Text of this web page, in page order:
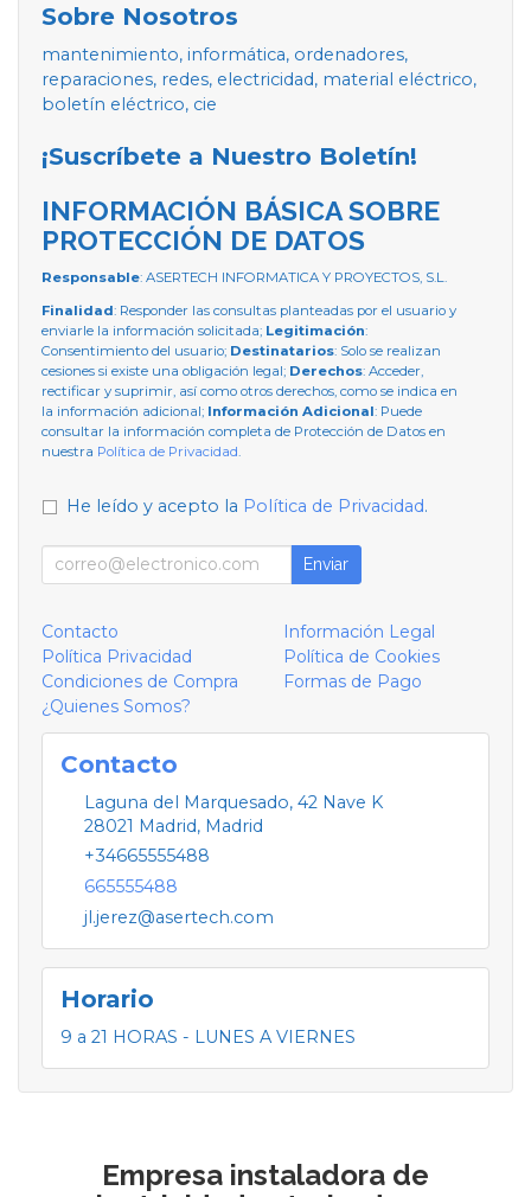
Sobre Nosotros
mantenimiento, informática, ordenadores,
reparaciones, redes, electricidad, material eléctrico,
boletín eléctrico, cie
¡Suscríbete a Nuestro Boletín!
INFORMACIÓN BÁSICA SOBRE
PROTECCIÓN DE DATOS
Responsable: ASERTECH INFORMATICA Y PROYECTOS, S.L.
Finalidad: Responder las consultas planteadas por el usuario y
enviarle la información solicitada; Legitimación:
Consentimiento del usuario; Destinatarios: Solo se realizan
cesiones si existe una obligación legal; Derechos: Acceder,
rectificar y suprimir, así como otros derechos, como se indica en
la información adicional; Información Adicional: Puede
consultar la información completa de Protección de Datos en
nuestra Política de Privacidad
He leído y acepto la Política de Privacidad.
Enviar
Contacto
Información Legal
Política Privacidad
Política de Cookies
Condiciones de Compra
Formas de Pago
¿Quienes Somos?
Contacto
Laguna del Marquesado, 42 Nave K
28021 Madrid, Madrid
+34665555488
665555488
jl.jerez@asertech.com
Horario
9 a 21 HORAS - LUNES A VIERNES
Empresa instaladora de